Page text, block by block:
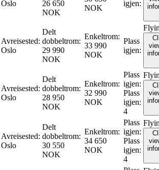
Oslo
26 650
NOK
NOK
igjen:
Avreisested:
Oslo
Delt
dobbeltrom:
29 990
NOK
Enkeltrom:
33 990
NOK
Plass
igjen:
Avreisested:
Oslo
Delt
dobbeltrom:
28 950
NOK
Enkeltrom:
32 990
NOK
Plass
igjen:
Plass
igjen:
4
Avreisested:
Oslo
Delt
dobbeltrom:
30 550
NOK
Enkeltrom:
34 650
NOK
Plass
igjen:
Plass
igjen:
4